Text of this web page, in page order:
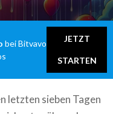
bei Bitvavo
JETZT
STARTEN
letzten sieben Tagen